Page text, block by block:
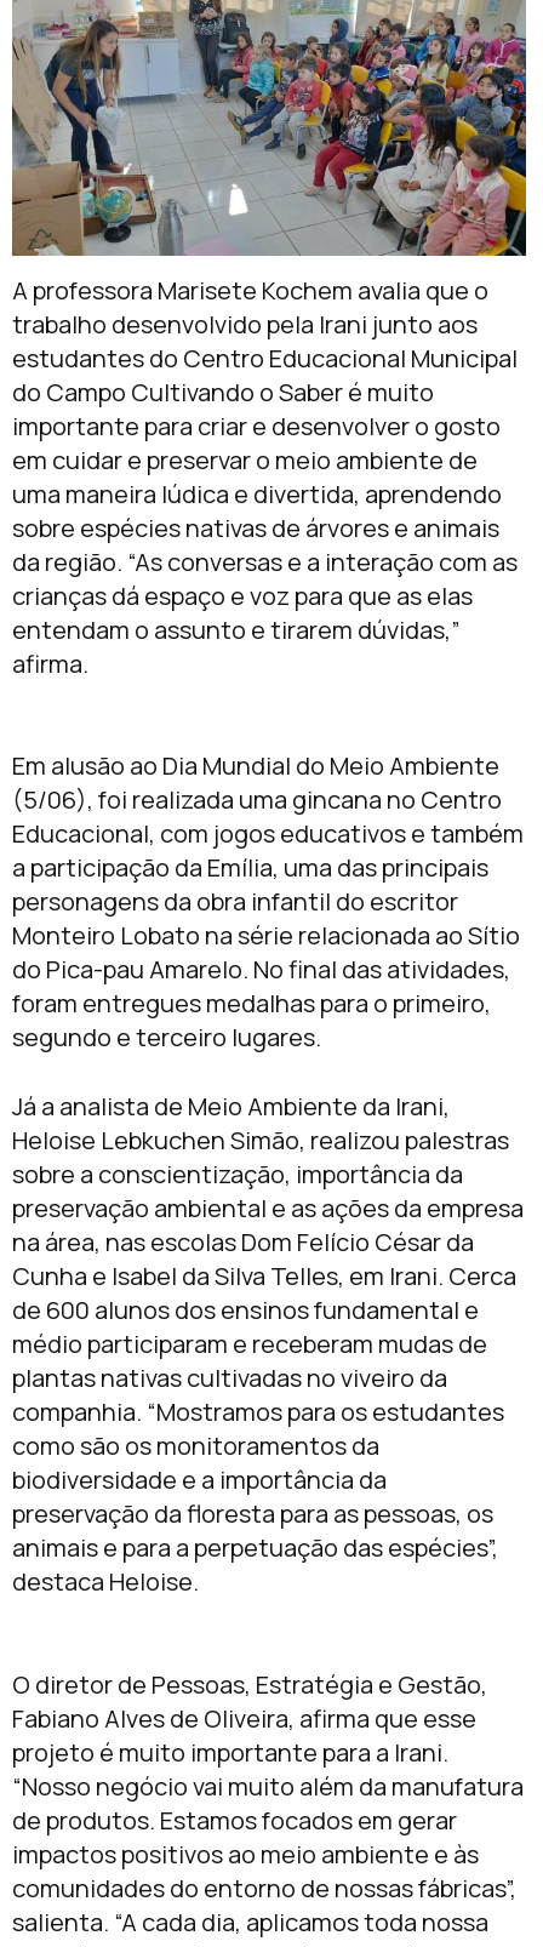
A professora Marisete Kochem avalia que o
trabalho desenvolvido pela Irani junto aos
estudantes do Centro Educacional Municipal
do Campo Cultivando o Saber é muito
importante para criar e desenvolver o gosto
em cuidar e preservar o meio ambiente de
uma maneira lúdica e divertida, aprendendo
sobre espécies nativas de árvores e animais
da região. “As conversas e a interação com as
crianças dá espaço e voz para que as elas
entendam o assunto e tirarem dúvidas,”
afirma.
Em alusão ao Dia Mundial do Meio Ambiente
(5/06), foi realizada uma gincana no Centro
Educacional, com jogos educativos e também
a participação da Emília, uma das principais
personagens da obra infantil do escritor
Monteiro Lobato na série relacionada ao Sítio
do Pica-pau Amarelo. No final das atividades,
foram entregues medalhas para o primeiro,
segundo e terceiro lugares.
Já a analista de Meio Ambiente da Irani,
Heloise Lebkuchen Simão, realizou palestras
sobre a conscientização, importância da
preservação ambiental e as ações da empresa
na área, nas escolas Dom Felício César da
Cunha e Isabel da Silva Telles, em Irani. Cerca
de 600 alunos dos ensinos fundamental e
médio participaram e receberam mudas de
plantas nativas cultivadas no viveiro da
companhia. “Mostramos para os estudantes
como são os monitoramentos da
biodiversidade e a importância da
preservação da floresta para as pessoas, os
animais e para a perpetuação das espécies”,
destaca Heloise.
O diretor de Pessoas, Estratégia e Gestão,
Fabiano Alves de Oliveira, afirma que esse
projeto é muito importante para a Irani.
“Nosso negócio vai muito além da manufatura
de produtos. Estamos focados em gerar
impactos positivos ao meio ambiente e às
comunidades do entorno de nossas fábricas”,
salienta. “A cada dia, aplicamos toda nossa